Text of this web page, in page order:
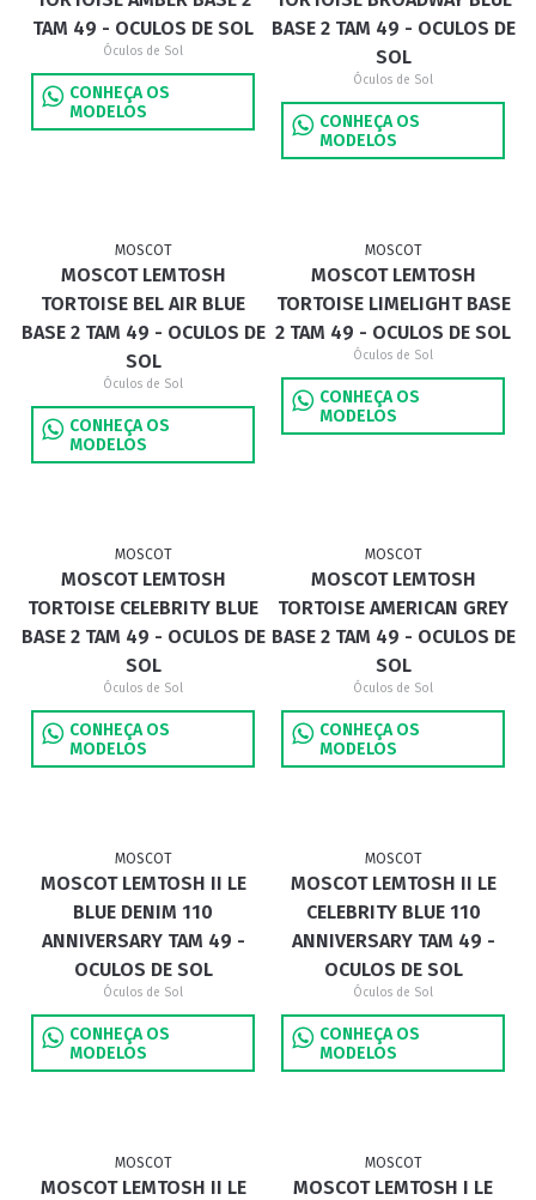
TAM 49 - OCULOS DE SOL
Óculos de Sol
CONHEÇA OS
MODELOS
BASE 2 TAM 49 - OCULOS DE
SOL
Óculos de Sol
CONHEÇA OS
MODELOS
MOSCOT
MOSCOT LEMTOSH
TORTOISE BEL AIR BLUE
BASE 2 TAM 49 - OCULOS DE
SOL
Óculos de Sol
CONHEÇA OS
MODELOS
MOSCOT
MOSCOT LEMTOSH
TORTOISE LIMELIGHT BASE
2 TAM 49 - OCULOS DE SOL
Óculos de Sol
CONHEÇA OS
MODELOS
MOSCOT
MOSCOT LEMTOSH
TORTOISE CELEBRITY BLUE
BASE 2 TAM 49 - OCULOS DE
SOL
Óculos de Sol
CONHEÇA OS
MODELOS
MOSCOT
MOSCOT LEMTOSH
TORTOISE AMERICAN GREY
BASE 2 TAM 49 - OCULOS DE
SOL
Óculos de Sol
CONHEÇA OS
MODELOS
MOSCOT
MOSCOT LEMTOSH II LE
BLUE DENIM 110
ANNIVERSARY TAM 49 -
OCULOS DE SOL
Óculos de Sol
CONHEÇA OS
MODELOS
MOSCOT
MOSCOT LEMTOSH II LE
CELEBRITY BLUE 110
ANNIVERSARY TAM 49 -
OCULOS DE SOL
Óculos de Sol
CONHEÇA OS
MODELOS
MOSCOT
MOSCOT LEMTOSH II LE
MOSCOT
MOSCOT LEMTOSH I LE